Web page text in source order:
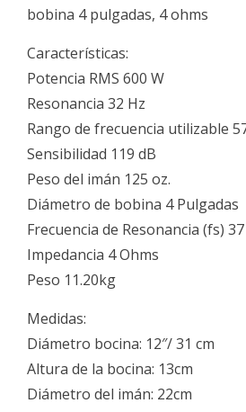
bobina 4 pulgadas, 4 ohms
Características:
Potencia RMS 600 W
Resonancia 32 Hz
Rango de frecuencia utilizable
Sensibilidad 119 dB
Peso del imán 125 oz.
Diámetro de bobina 4 Pulgadas
Frecuencia de Resonancia (fs)
Impedancia 4 Ohms
Peso 11.20kg
Medidas:
Diámetro bocina: 12″/ 31 cm
Altura de la bocina: 13cm
Diámetro del imán: 22cm